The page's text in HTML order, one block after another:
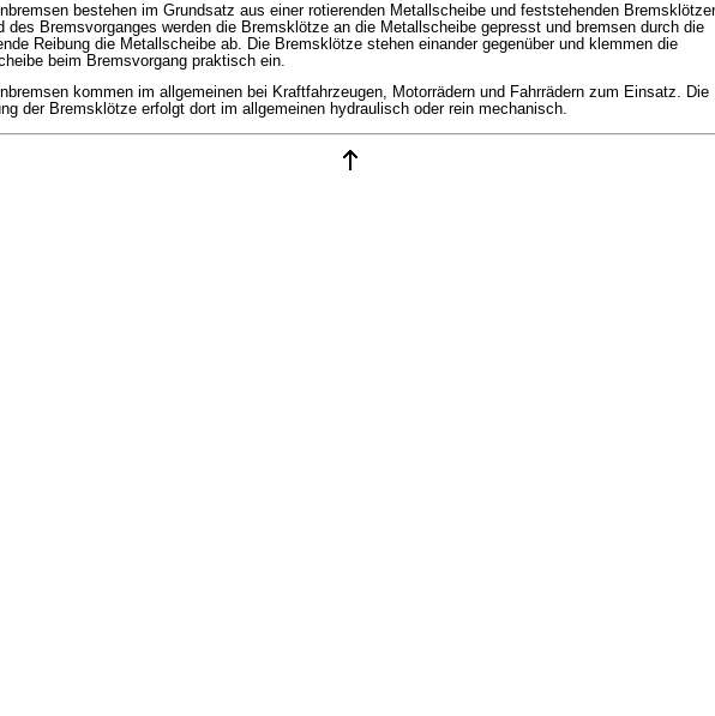
bestehen im Grundsatz aus einer rotierenden Metallscheibe und feststehenden
des Bremsvorganges werden die Bremsklötze an die Metallscheibe gepresst und bremsen durch die
Reibung die Metallscheibe ab. Die Bremsklötze stehen einander gegenüber und klemmen die
beim Bremsvorgang praktisch ein.
kommen im allgemeinen bei Kraftfahrzeugen, Motorrädern und Fahrrädern zum Einsatz. Die
der Bremsklötze erfolgt dort im allgemeinen hydraulisch oder rein mechanisch.